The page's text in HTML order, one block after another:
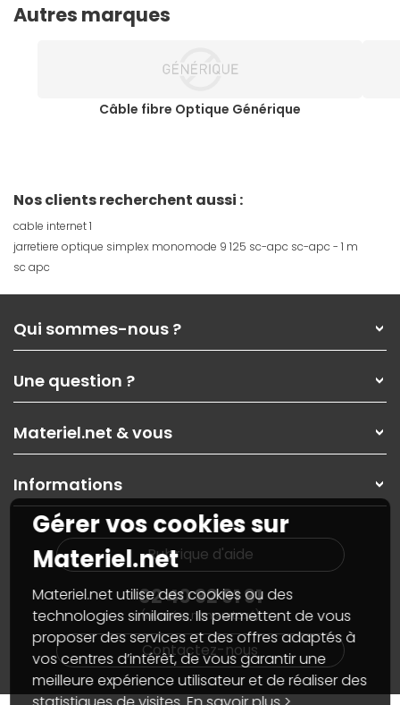
Autres marques
Câble fibre Optique Générique
Nos clients recherchent aussi :
cable internet 1
jarretiere optique simplex monomode 9 125 sc-apc sc-apc - 1 m
sc apc
Qui sommes-nous ?
Nos services
Les magasins Materiel.net
Nos solutions pour les pros
Contactez-nous
Une question ?
Paiement, livraison
Garanties,Pack Zen
SAV, demander un retour
Informations
Guides d'achats et tutoriels
Materiel.net & vous
On rachète votre carte graphique
PC sur mesure : Votre RDV personnalisé
Notre démarche écologique
Materiel.net recrute
Notre programme d'affiliation
Partenariat & Sponsoring
Informations
Plan du site
Nos marques
Conditions générales de vente
Informations légales
Données personnellesetcookies
Gérer vos cookies
Accessibilité : non conforme
Rubrique d'aide
02 40 92 91 91
(numéro non surtaxé)
Contactez-nous
Gérer vos cookies sur
Materiel.net
Materiel.net utilise des cookies ou des
technologies similaires. Ils permettent de vous
proposer des services et des offres adaptés à
vos centres d’intérêt, de vous garantir une
meilleure expérience utilisateur et de réaliser des